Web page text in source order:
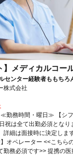
】メディカルコー
センター経験者ももちろ
株式会社
勤務時間・曜日≫ 【シ
は全て出勤必須となり
詳細は面接時に決定しま
オペレーター <<こちら
勤務必須です>> 提携の